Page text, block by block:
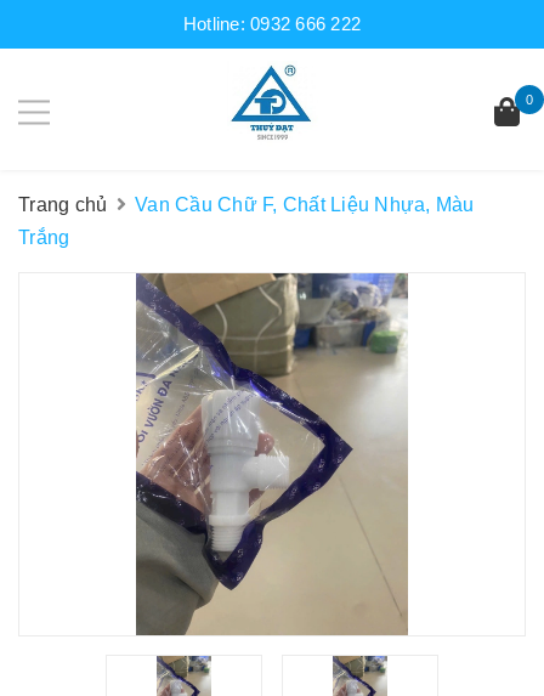
Hotline:0932 666 222
0
Trang chủ
Van Cầu Chữ F, Chất Liệu Nhựa, Màu
Trắng